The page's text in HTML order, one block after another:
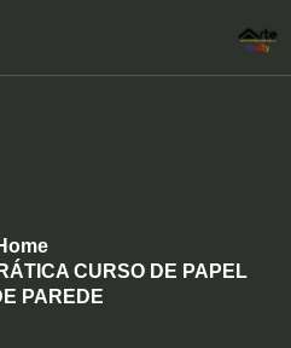
CURSO DE PAPEL
PAREDE